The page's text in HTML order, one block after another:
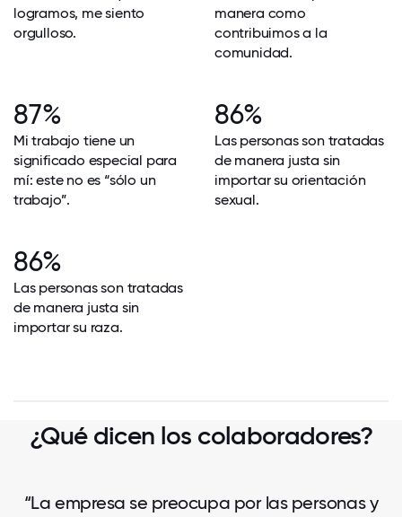
logramos, me siento
orgulloso.
manera como
contribuimos a la
comunidad.
87%
Mi trabajo tiene un
significado especial para
mí: este no es “sólo un
trabajo”.
86%
Las personas son tratadas
de manera justa sin
importar su orientación
sexual.
86%
Las personas son tratadas
de manera justa sin
importar su raza.
¿Qué dicen los colaboradores?
“La empresa se preocupa por las personas y